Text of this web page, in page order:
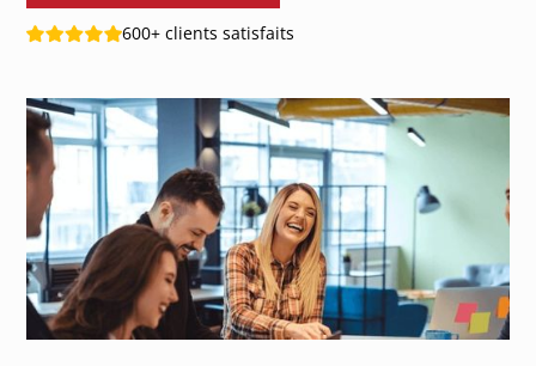
600+ clients satisfaits